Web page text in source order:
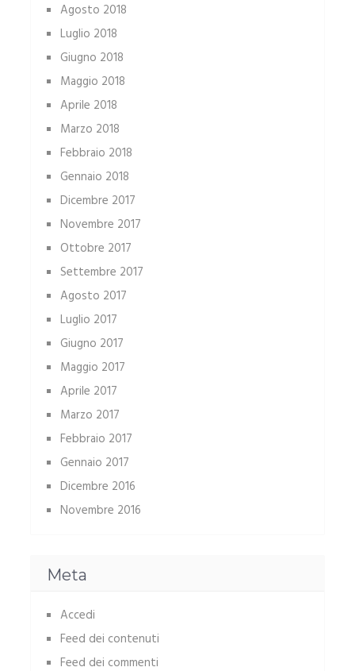
Agosto 2018
Luglio 2018
Giugno 2018
Maggio 2018
Aprile 2018
Marzo 2018
Febbraio 2018
Gennaio 2018
Dicembre 2017
Novembre 2017
Ottobre 2017
Settembre 2017
Agosto 2017
Luglio 2017
Giugno 2017
Maggio 2017
Aprile 2017
Marzo 2017
Febbraio 2017
Gennaio 2017
Dicembre 2016
Novembre 2016
Meta
Accedi
Feed dei contenuti
Feed dei commenti